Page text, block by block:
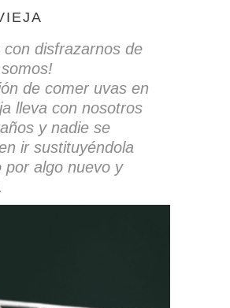
con disfrazarnos de
de comer uvas en
lleva con nosotros
y nadie se
ir sustituyéndola
por algo nuevo y